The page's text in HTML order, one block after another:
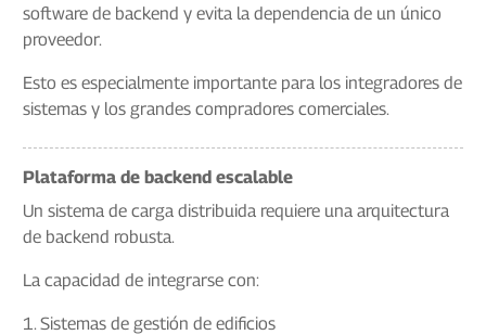
software de backend y evita la dependencia de un único
proveedor.
Esto es especialmente importante para los integradores de
sistemas y los grandes compradores comerciales.
Plataforma de backend escalable
Un sistema de carga distribuida requiere una arquitectura
de backend robusta.
La capacidad de integrarse con:
1. Sistemas de gestión de edificios